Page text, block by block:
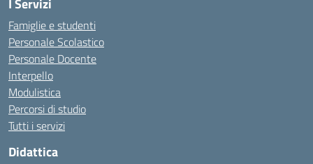
I Servizi
Famiglie e studenti
Personale Scolastico
Personale Docente
Interpello
Modulistica
Percorsi di studio
Tutti i servizi
Didattica